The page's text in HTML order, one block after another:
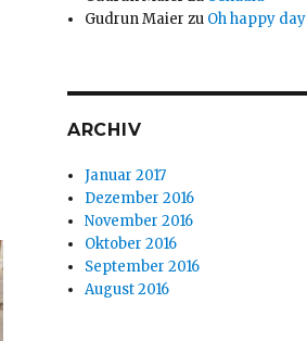
Gudrun Maier zu Oh happy day
ARCHIV
Januar 2017
Dezember 2016
November 2016
Oktober 2016
September 2016
August 2016